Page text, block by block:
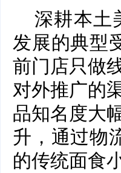
深耕本土
发展的典型
前门店只做
对外推广的
品知名度大
升，通过物
的传统面食